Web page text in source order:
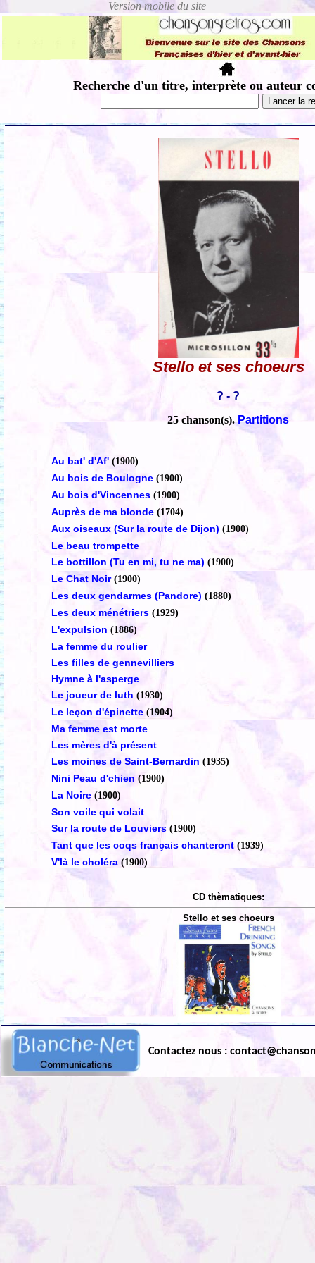
Recherche d'un titre, interprète ou auteur
Stello et ses choeurs
? - ?
25 chanson(s).Partitions
Au bat' d'Af' (1900)
Au bois de Boulogne (1900)
Au bois d'Vincennes (1900)
Auprès de ma blonde (1704)
Aux oiseaux (Sur la route de Dijon) (1900)
Le beau trompette
Le bottillon (Tu en mi, tu ne ma) (1900)
Le Chat Noir (1900)
Les deux gendarmes (Pandore) (1880)
Les deux ménétriers (1929)
L'expulsion (1886)
La femme du roulier
Les filles de gennevilliers
Hymne à l'asperge
Le joueur de luth (1930)
Le leçon d'épinette (1904)
Ma femme est morte
Les mères d'à présent
Les moines de Saint-Bernardin (1935)
Nini Peau d'chien (1900)
La Noire (1900)
Son voile qui volait
Sur la route de Louviers (1900)
Tant que les coqs français chanteront (1939)
V'là le choléra (1900)
CD thèmatiques:
Stello et ses choeurs
Contactez nous :